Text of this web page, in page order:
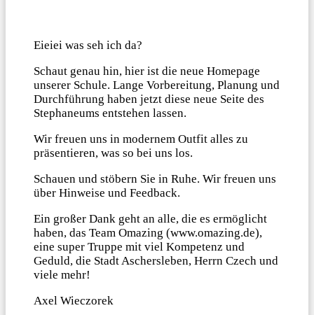
Eieiei was seh ich da?
Schaut genau hin, hier ist die neue Homepage
unserer Schule. Lange Vorbereitung, Planung und
Durchführung haben jetzt diese neue Seite des
Stephaneums entstehen lassen.
Wir freuen uns in modernem Outfit alles zu
präsentieren, was so bei uns los.
Schauen und stöbern Sie in Ruhe. Wir freuen uns
über Hinweise und Feedback.
Ein großer Dank geht an alle, die es ermöglicht
haben, das Team Omazing (www.omazing.de),
eine super Truppe mit viel Kompetenz und
Geduld, die Stadt Aschersleben, Herrn Czech und
viele mehr!
Axel Wieczorek